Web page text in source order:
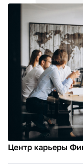
Центр карьеры